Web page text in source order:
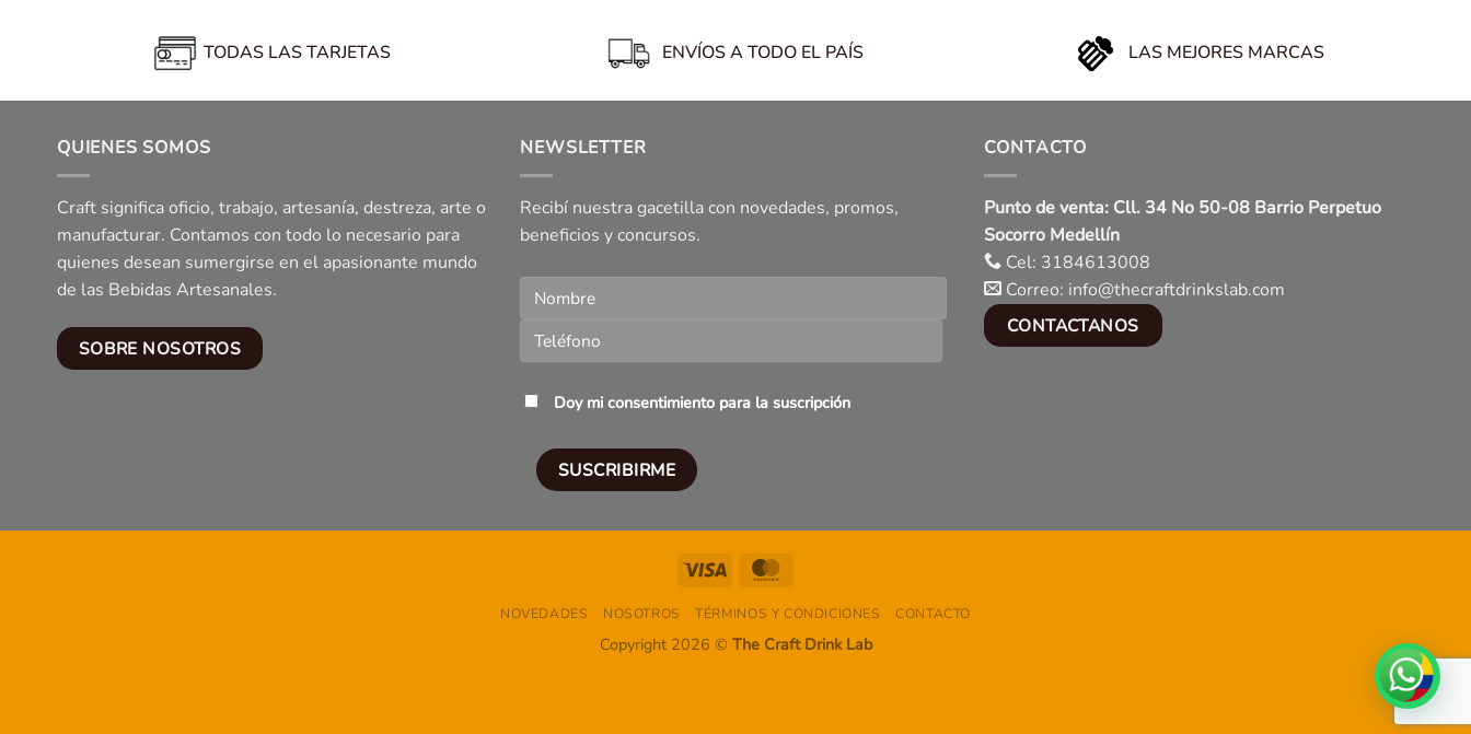
TODAS LAS TARJETAS ENVÍOS A TODO EL PAÍS LAS MEJORES MARCAS
QUIENES SOMOS
Craft significa oficio, trabajo, artesanía, destreza, arte o
manufacturar. Contamos con todo lo necesario para
quienes desean sumergirse en el apasionante mundo
de las Bebidas Artesanales.
SOBRE NOSOTROS
NEWSLETTER
Recibí nuestra gacetilla con novedades, promos,
beneficios y concursos.
Doy mi consentimiento para la suscripción
CONTACTO
Punto de venta: Cll. 34 No 50-08 Barrio Perpetuo
Socorro Medellín
Cel: 3184613008
Correo: info@thecraftdrinkslab.com
CONTACTANOS
Visa
NOVEDADES NOSOTROS TÉRMINOS Y CONDICIONES CONTACTO
Copyright 2026 © The Craft Drink Lab